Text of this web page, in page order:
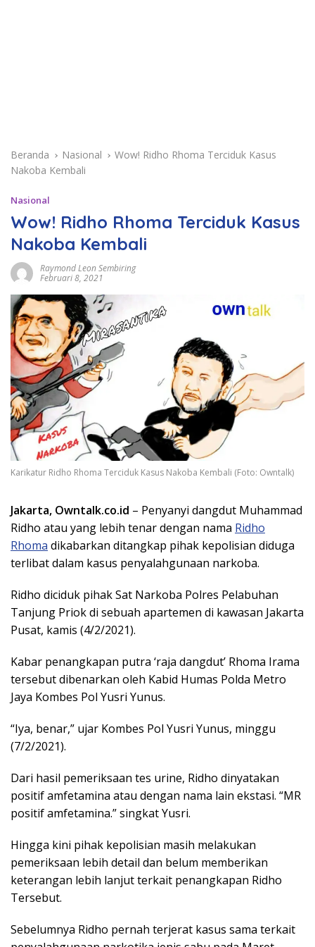
Beranda Nasional
Wow! Ridho Rhoma Terciduk Kasus
Nakoba Kembali
Nasional
Wow! Ridho Rhoma Terciduk Kasus
Nakoba Kembali
Raymond Leon Sembiring
Februari 8, 2021
Karikatur Ridho Rhoma Terciduk Kasus Nakoba Kembali (Foto: Owntalk)
Jakarta, Owntalk.co.id – Penyanyi dangdut Muhammad
Ridho atau yang lebih tenar dengan nama Ridho
Rhoma dikabarkan ditangkap pihak kepolisian diduga
terlibat dalam kasus penyalahgunaan narkoba.
Ridho diciduk pihak Sat Narkoba Polres Pelabuhan
Tanjung Priok di sebuah apartemen di kawasan Jakarta
Pusat, kamis (4/2/2021).
Kabar penangkapan putra ‘raja dangdut’ Rhoma Irama
tersebut dibenarkan oleh Kabid Humas Polda Metro
Jaya Kombes Pol Yusri Yunus.
“Iya, benar,” ujar Kombes Pol Yusri Yunus, minggu
(7/2/2021).
Dari hasil pemeriksaan tes urine, Ridho dinyatakan
positif amfetamina atau dengan nama lain ekstasi. “MR
positif amfetamina.” singkat Yusri.
Hingga kini pihak kepolisian masih melakukan
pemeriksaan lebih detail dan belum memberikan
keterangan lebih lanjut terkait penangkapan Ridho
Tersebut.
Sebelumnya Ridho pernah terjerat kasus sama terkait